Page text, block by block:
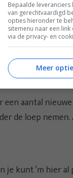
aantal
de loep nemen.
je kunt ‘m hier
Bepaalde
van gerechtvaardigd
opties hieronder te
sitemenu naar een
via de privacy- en
Meer